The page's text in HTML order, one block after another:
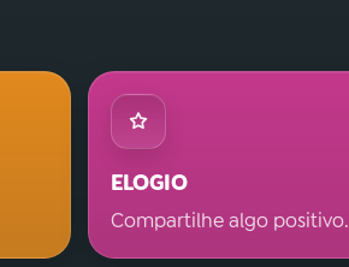
ELOGIO
Compartilhe algo positivo.